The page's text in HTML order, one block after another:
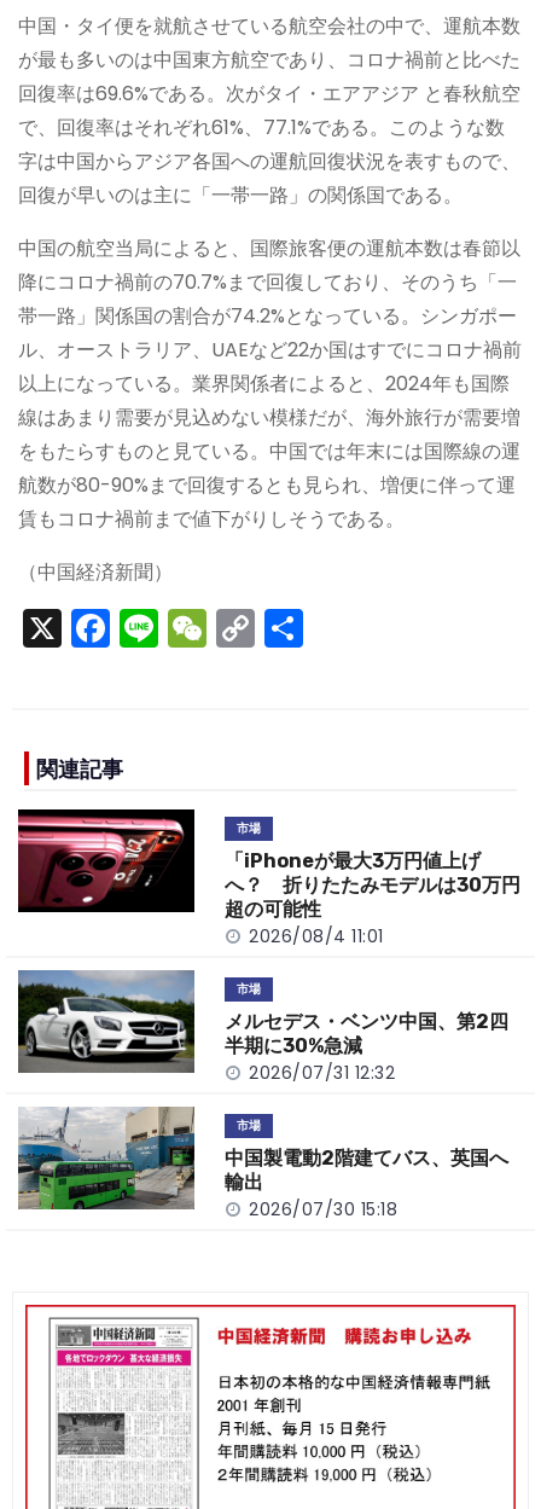
中国・タイ便を就航させている航空会社の中で、運航本数
が最も多いのは中国東方航空であり、コロナ禍前と比べた
回復率は69.6%である。次がタイ・エアアジア と春秋航空
で、回復率はそれぞれ61%、77.1%である。このような数
字は中国からアジア各国への運航回復状況を表すもので、
回復が早いのは主に「一帯一路」の関係国である。
中国の航空当局によると、国際旅客便の運航本数は春節以
降にコロナ禍前の70.7%まで回復しており、そのうち「一
帯一路」関係国の割合が74.2%となっている。シンガポー
ル、オーストラリア、UAEなど22か国はすでにコロナ禍前
以上になっている。業界関係者によると、2024年も国際
線はあまり需要が見込めない模様だが、海外旅行が需要増
をもたらすものと見ている。中国では年末には国際線の運
航数が80-90%まで回復するとも見られ、増便に伴って運
賃もコロナ禍前まで値下がりしそうである。
（中国経済新聞）
X F
e
b
o
o
k
Li W C
n
k
関連記事
市場
「iPhoneが最大3万円値上げ
へ？ 折りたたみモデルは30万円
超の可能性
2026/08/4 11:01
市場
メルセデス・ベンツ中国、第2四
半期に30%急減
2026/07/31 12:32
市場
中国製電動2階建てバス、英国へ
輸出
2026/07/30 15:18